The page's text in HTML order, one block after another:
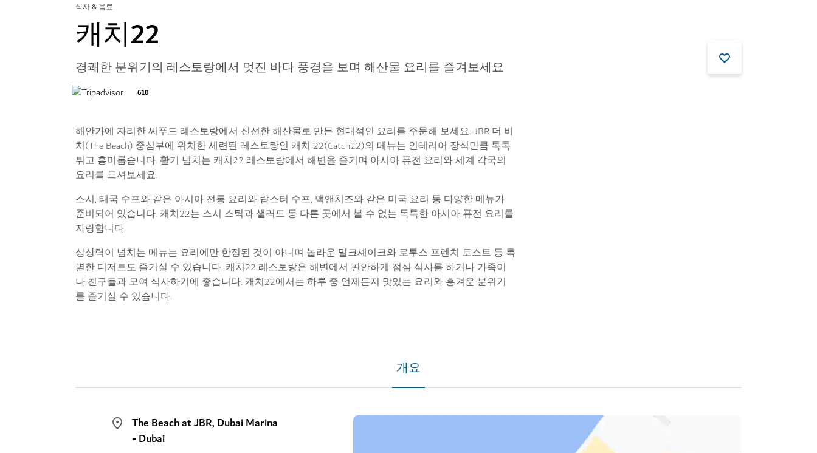
식사 & 음료
캐치22
경쾌한 분위기의 레스토랑에서 멋진 바다 풍경을 보며 해산물 요리를 즐겨보세요
610
해안가에 자리한 씨푸드 레스토랑에서 신선한 해산물로 만든 현대적인 요리를 주문해 보세요. JBR 더 비
치(The Beach) 중심부에 위치한 세련된 레스토랑인 캐치 22(Catch22)의 메뉴는 인테리어 장식만큼 톡톡
튀고 흥미롭습니다. 활기 넘치는 캐치22 레스토랑에서 해변을 즐기며 아시아 퓨전 요리와 세계 각국의
요리를 드셔보세요.
스시, 태국 수프와 같은 아시아 전통 요리와 랍스터 수프, 맥앤치즈와 같은 미국 요리 등 다양한 메뉴가
준비되어 있습니다. 캐치22는 스시 스틱과 샐러드 등 다른 곳에서 볼 수 없는 독특한 아시아 퓨전 요리를
자랑합니다.
상상력이 넘치는 메뉴는 요리에만 한정된 것이 아니며 놀라운 밀크셰이크와 로투스 프렌치 토스트 등 특
별한 디저트도 즐기실 수 있습니다. 캐치22 레스토랑은 해변에서 편안하게 점심 식사를 하거나 가족이
나 친구들과 모여 식사하기에 좋습니다. 캐치22에서는 하루 중 언제든지 맛있는 요리와 흥겨운 분위기
를 즐기실 수 있습니다.
개요
The Beach at JBR, Dubai Marina
- Dubai